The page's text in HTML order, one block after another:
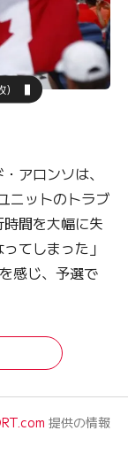
アロンソは、
ニットのトラブ
間を大幅に失
てしまった」
感じ、予選で
提供の情報